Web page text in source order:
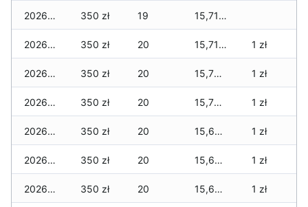
2026-01-27 350 zł 19 15,715 zł
2026-01-26 350 zł 20 15,710 zł 1 zł
2026-01-25 350 zł 20 15,700 zł 1 zł
2026-01-24 350 zł 20 15,700 zł 1 zł
2026-01-23 350 zł 20 15,685 zł 1 zł
2026-01-22 350 zł 20 15,685 zł 1 zł
2026-01-21 350 zł 20 15,680 zł 1 zł